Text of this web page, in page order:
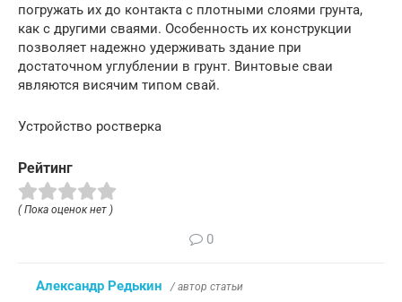
погружать их до контакта с плотными слоями грунта,
как с другими сваями. Особенность их конструкции
позволяет надежно удерживать здание при
достаточном углублении в грунт. Винтовые сваи
являются висячим типом свай.
Устройство ростверка
Рейтинг
( Пока оценок нет )
0
Александр Редькин / автор статьи